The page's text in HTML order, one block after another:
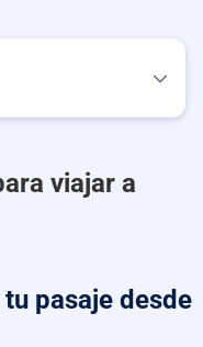
viajar a
tu pasaje desde